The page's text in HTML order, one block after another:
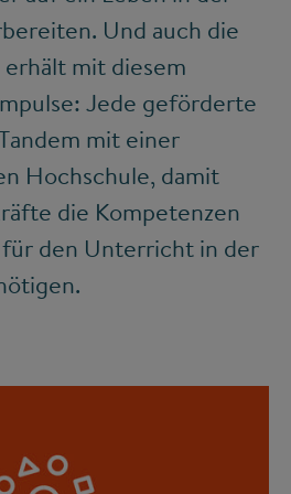
Und auch die
mit diesem
Jede geförderte
mit einer
Hochschule, damit
die Kompetenzen
den Unterricht in der